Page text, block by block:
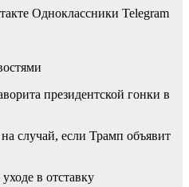
Одноклассники Telegram
президентской гонки в
случай, если Трамп объявит
в отставку